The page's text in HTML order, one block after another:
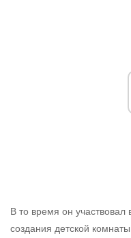
В то время он
создания детской